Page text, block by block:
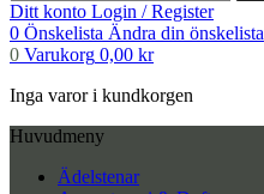
Ditt konto Login / Register
0 Önskelista Ändra din önskelista
0 Varukorg 0,00 kr
Inga varor i kundkorgen
Huvudmeny
Ädelstenar